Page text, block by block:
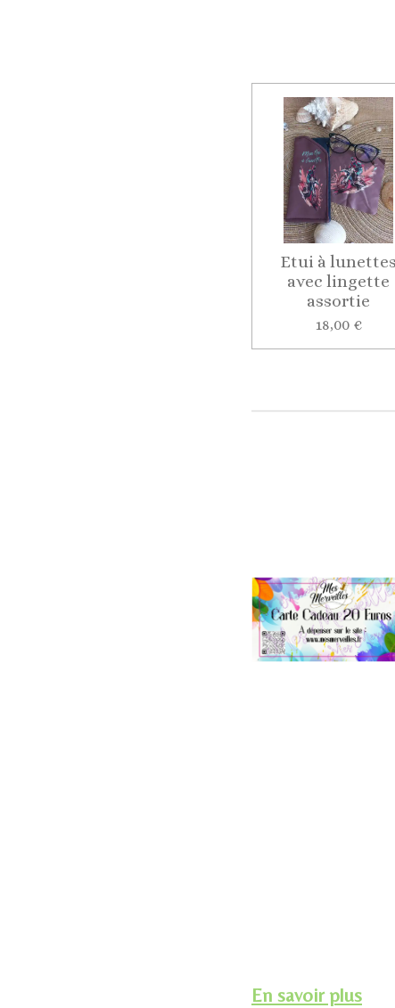
Etui à lunettes
avec lingette
assortie
18,00 €
En savoir plus